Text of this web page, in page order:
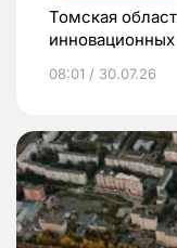
Томская
08:01 / 30.07.26